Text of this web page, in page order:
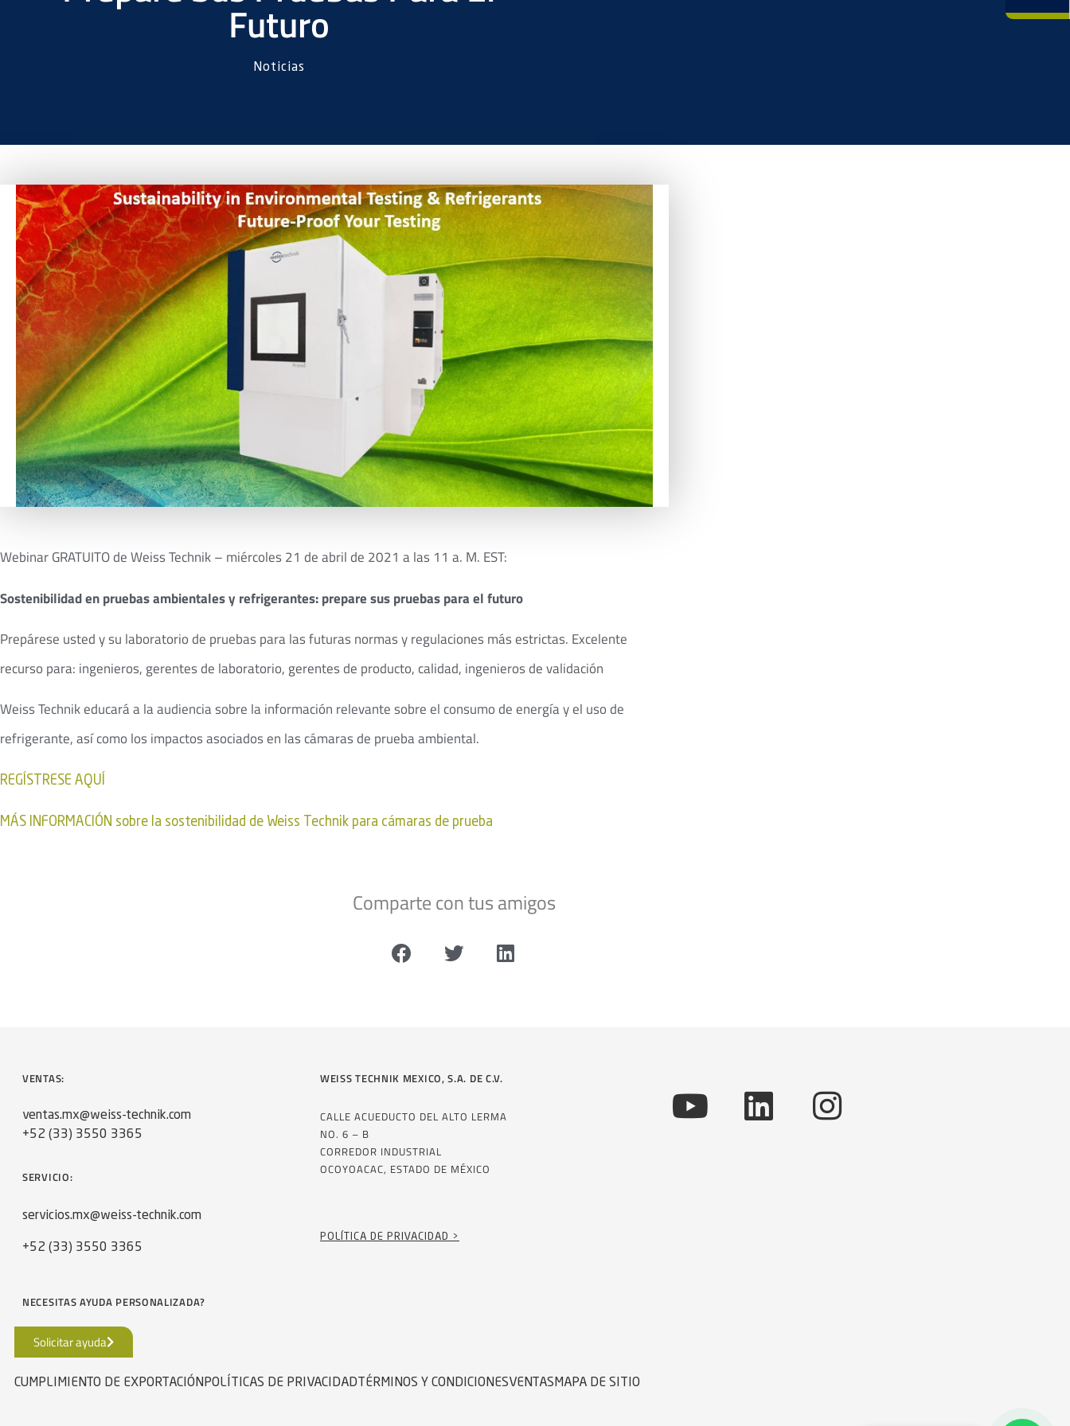
Futuro
Noticias
Webinar GRATUITO de Weiss Technik – miércoles 21 de abril de 2021 a las 11 a. M. EST:
Sostenibilidad en pruebas ambientales y refrigerantes: prepare sus pruebas para el futuro
Prepárese usted y su laboratorio de pruebas para las futuras normas y regulaciones más estrictas. Excelente
recurso para: ingenieros, gerentes de laboratorio, gerentes de producto, calidad, ingenieros de validación
Weiss Technik educará a la audiencia sobre la información relevante sobre el consumo de energía y el uso de
refrigerante, así como los impactos asociados en las cámaras de prueba ambiental.
REGÍSTRESE AQUÍ
MÁS INFORMACIÓN sobre la sostenibilidad de Weiss Technik para cámaras de prueba
Comparte con tus amigos
VENTAS:
ventas.mx@weiss-technik.com
+52 (33) 3550 3365
SERVICIO:
servicios.mx@weiss-technik.com
+52 (33) 3550 3365
NECESITAS AYUDA PERSONALIZADA?
WEISS TECHNIK MEXICO, S.A. DE C.V.
CALLE ACUEDUCTO DEL ALTO LERMA
NO. 6 – B
CORREDOR INDUSTRIAL
OCOYOACAC, ESTADO DE MÉXICO
POLÍTICA DE PRIVACIDAD >
Solicitar ayuda
CUMPLIMIENTO DE EXPORTACIÓN POLÍTICAS DE PRIVACIDAD TÉRMINOS Y CONDICIONESVENTAS MAPA DE SITIO